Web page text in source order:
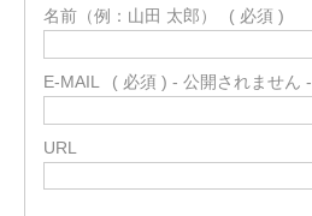
名前（例：山田 太郎） ( 必須 )
E-MAIL ( 必須 ) - 公開されません -
URL